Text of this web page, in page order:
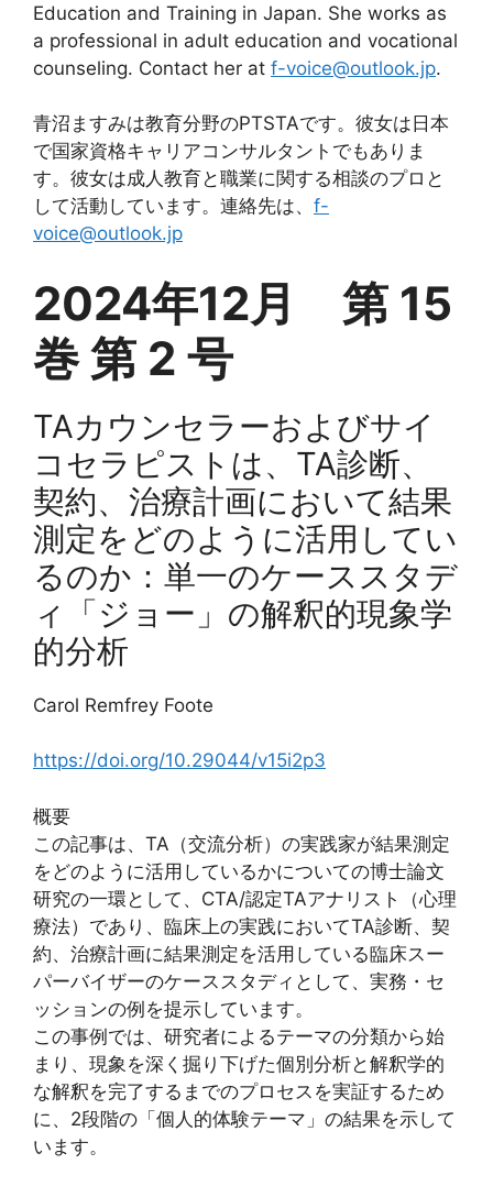
Education and Training in Japan. She works as
a professional in adult education and vocational
counseling. Contact her at f-voice@outlook.jp.
青沼ますみは教育分野のPTSTAです。彼女は日本
で国家資格キャリアコンサルタントでもありま
す。彼女は成人教育と職業に関する相談のプロと
して活動しています。連絡先は、 f-
voice@outlook.jp
2024年12月 第 15
巻 第 2 号
TAカウンセラーおよびサイ
コセラピストは、TA診断、
契約、治療計画において結果
測定をどのように活用してい
るのか：単一のケーススタデ
ィ「ジョー」の解釈的現象学
的分析
Carol Remfrey Foote
https://doi.org/10.29044/v15i2p3
概要
この記事は、TA（交流分析）の実践家が結果測定
をどのように活用しているかについての博士論文
研究の一環として、CTA/認定TAアナリスト（心理
療法）であり、臨床上の実践においてTA診断、契
約、治療計画に結果測定を活用している臨床スー
パーバイザーのケーススタディとして、実務・セ
ッションの例を提示しています。
この事例では、研究者によるテーマの分類から始
まり、現象を深く掘り下げた個別分析と解釈学的
な解釈を完了するまでのプロセスを実証するため
に、2段階の「個人的体験テーマ」の結果を示して
います。